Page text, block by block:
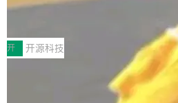
传输性能最高提升5倍。UCL-
于自研UCL-Engine通信引擎，后续腾
持续开源更多基于UCL-Engine的高性
件。 腾讯网平团队在UCL-MPComm
个独立于业务线程的全局通信引擎（
创新与落地成效成功入选。 全链路私
助力企业AI研发安全落地 当前，越来
经开始引入 AI Coding 工具，通过调
型或企业内部部署模型提升研发效率
Coding 从个人辅助工具逐步走向团队
级应用，企业在规模化落地过程中，
深信服AI算力网关入选工信部人工
前不久，工业和信息化部正式发布《
智能应用典型案例名单》，集中展示
各领域的应用成果，覆盖技术底座、
产品应用、支撑保障、专题等五大方向
AI算力网关（AI创新平台）成功入选
开 开源科技
Jeff Dean 离开 Google：一个时
束，一个实验室的开始
Google 员工编号 20。MapReduce